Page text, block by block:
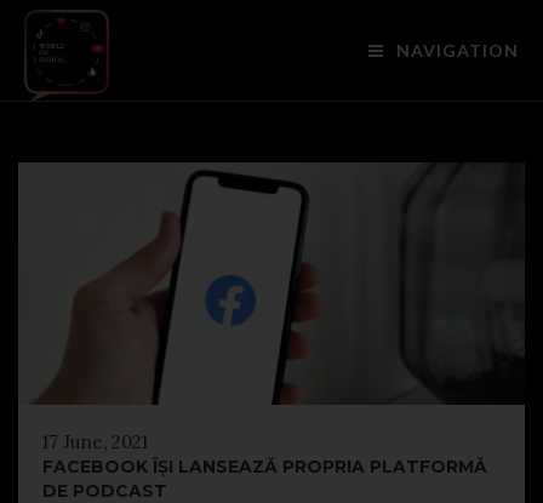
NAVIGATION
17 June, 2021
FACEBOOK ÎȘI LANSEAZĂ PROPRIA PLATFORMĂ
DE PODCAST